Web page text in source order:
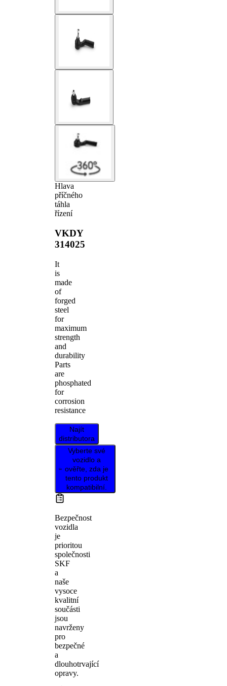
Hlava
příčného
táhla
řízení
VKDY
314025
It
is
made
of
forged
steel
for
maximum
strength
and
durability
Parts
are
phosphated
for
corrosion
resistance
Najít
distributora
Vyberte své
vozidlo a
ověřte, zda je
tento produkt
kompatibilní.
Bezpečnost
vozidla
je
prioritou
společnosti
SKF
a
naše
vysoce
kvalitní
součásti
jsou
navrženy
pro
bezpečné
a
dlouhotrvající
opravy.